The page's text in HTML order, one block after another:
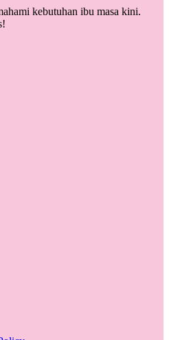
kebutuhan ibu masa kini.